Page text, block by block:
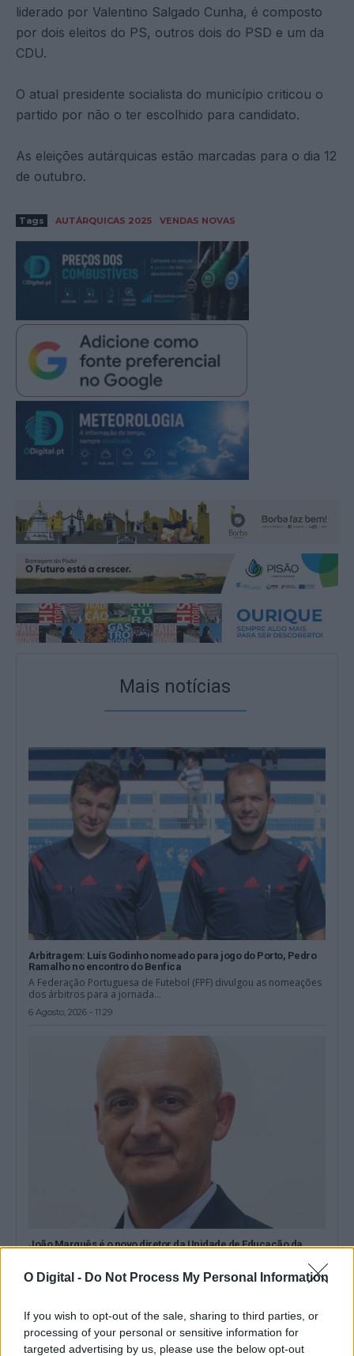
O Digital - Do Not Process My Personal Information
If you wish to opt-out of the sale, sharing to third parties, or
processing of your personal or sensitive information for
targeted advertising by us, please use the below opt-out
liderado por Valentino Salgado Cunha, é composto
por dois eleitos do PS, outros dois do PSD e um da
CDU.
O atual presidente socialista do município criticou o
partido por não o ter escolhido para candidato.
As eleições autárquicas estão marcadas para o dia 12
de outubro.
Tags AUTÁRQUICAS 2025 VENDAS NOVAS
Mais notícias
Arbitragem: Luís Godinho nomeado para jogo do Porto, Pedro
Ramalho no encontro do Benfica
A Federação Portuguesa de Futebol (FPF) divulgou as nomeações
dos árbitros para a jornada...
6 Agosto, 2026 - 11:29
João Marquês é o novo diretor da Unidade de Educação da
João Carlos de Carvalho Branco Perdigão Marquês exerce, desde
6 de julho, o cargo...